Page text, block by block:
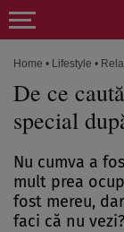
Home • Lifestyle •
De ce
special
Nu cumva a
mult prea
fost mereu,
faci că nu vezi?